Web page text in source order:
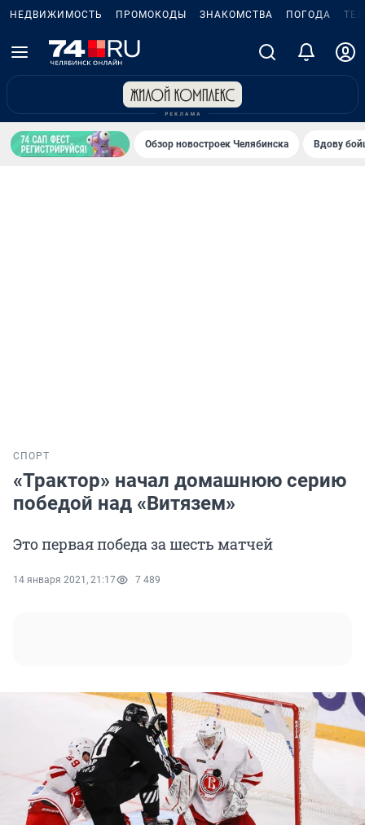
НЕДВИЖИМОСТЬ ПРОМОКОДЫ ЗНАКОМСТВА ПОГОДА
Обзор новостроек Челябинска Вдову
СПОРТ
«Трактор» начал домашнюю серию
победой над «Витязем»
Это первая победа за шесть матчей
14 января 2021, 21:17 7 489